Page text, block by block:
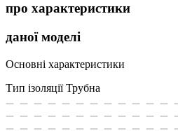
про характеристики
даної моделі
Основні характеристики
Тип ізоляції Трубна